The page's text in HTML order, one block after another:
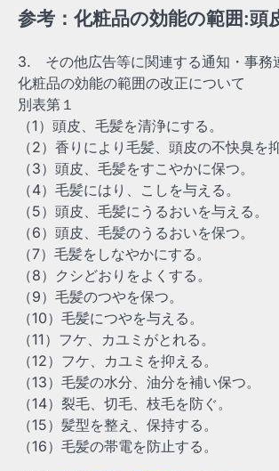
参考：化粧品の効能の範囲:頭
3. その他広告等に関連する通知・事務
化粧品の効能の範囲の改正について
別表第１
（1）頭皮、毛髪を清浄にする。
（2）香りにより毛髪、頭皮の不快臭を
（3）頭皮、毛髪をすこやかに保つ。
（4）毛髪にはり、こしを与える。
（5）頭皮、毛髪にうるおいを与える。
（6）頭皮、毛髪のうるおいを保つ。
（7）毛髪をしなやかにする。
（8）クシどおりをよくする。
（9）毛髪のつやを保つ。
（10）毛髪につやを与える。
（11）フケ、カユミがとれる。
（12）フケ、カユミを抑える。
（13）毛髪の水分、油分を補い保つ。
（14）裂毛、切毛、枝毛を防ぐ。
（15）髪型を整え、保持する。
（16）毛髪の帯電を防止する。